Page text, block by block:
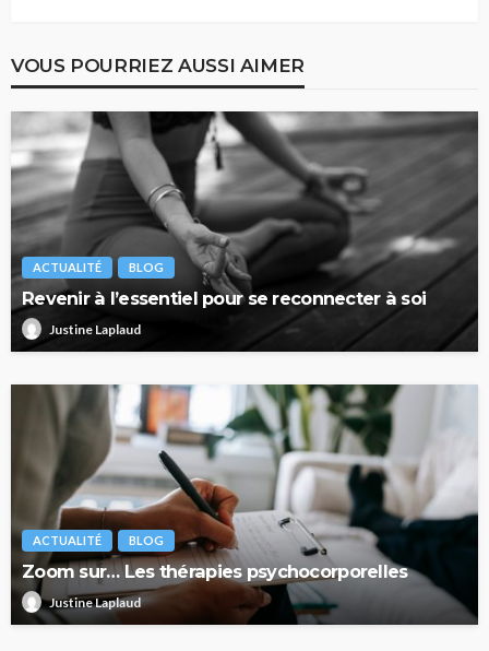
VOUS POURRIEZ AUSSI AIMER
ACTUALITÉ BLOG
Revenir à l’essentiel pour se reconnecter à soi
Justine Laplaud
ACTUALITÉ BLOG
Zoom sur… Les thérapies psychocorporelles
Justine Laplaud